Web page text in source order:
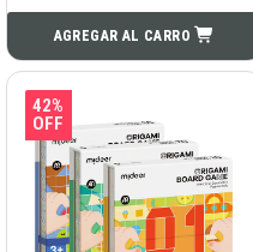
AGREGAR AL CARRO
42%
OFF